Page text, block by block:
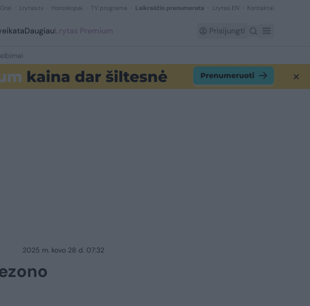
Orai Lrytas.tv Horoskopai TV programa Laikraščio prenumerata Lrytas EN Kontaktai
DaugiauLrytas Premium Prisijungti
2025 m. kovo 28 d. 07:32